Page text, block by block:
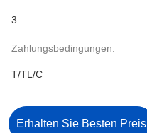
3
Zahlungsbedingungen:
T/TL/C
Erhalten Sie Besten Preis